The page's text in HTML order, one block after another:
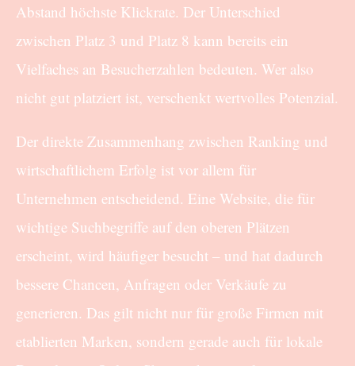
Abstand höchste Klickrate. Der Unterschied
zwischen Platz 3 und Platz 8 kann bereits ein
Vielfaches an Besucherzahlen bedeuten. Wer also
nicht gut platziert ist, verschenkt wertvolles Potenzial.
Der direkte Zusammenhang zwischen Ranking und
wirtschaftlichem Erfolg ist vor allem für
Unternehmen entscheidend. Eine Website, die für
wichtige Suchbegriffe auf den oberen Plätzen
erscheint, wird häufiger besucht – und hat dadurch
bessere Chancen, Anfragen oder Verkäufe zu
generieren. Das gilt nicht nur für große Firmen mit
etablierten Marken, sondern gerade auch für lokale